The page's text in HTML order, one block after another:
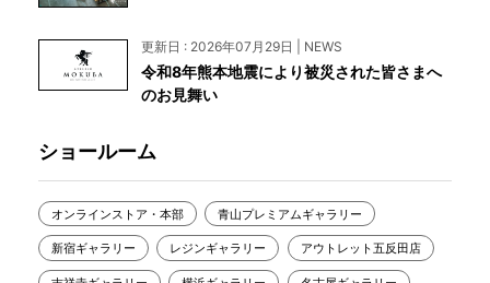
更新日 : 2026年07月29日 | NEWS
令和8年熊本地震により被災された皆さまへ
のお見舞い
ショールーム
オンラインストア・本部 青山プレミアムギャラリー
新宿ギャラリー レジンギャラリー アウトレット五反田店